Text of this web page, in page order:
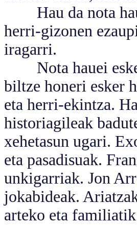
Hau da nota
herri-gizonen
iragarri.
Nota hauei
biltze honeri esker
eta herri-ekintza.
historiagileak
xehetasun ugari.
eta pasadisuak.
unkigarriak. Jon
jokabideak.
arteko eta